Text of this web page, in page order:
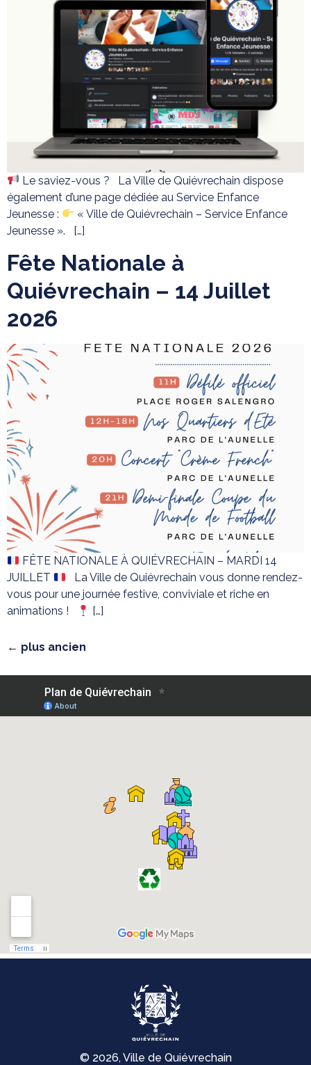
Le saviez-vous ? La Ville de Quiévrechain dispose
également d’une page dédiée au Service Enfance
Jeunesse :
« Ville de Quiévrechain – Service Enfance
Jeunesse ». […]
Fête Nationale à
Quiévrechain – 14 Juillet
2026
FÊTE NATIONALE À QUIÉVRECHAIN – MARDI 14
JUILLET
La Ville de Quiévrechain vous donne rendez-
vous pour une journée festive, conviviale et riche en
animations !
[…]
← plus ancien
© 2026, Ville de Quiévrechain